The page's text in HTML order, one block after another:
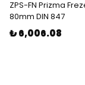
ZPS-FN Prizma
80mm DIN 847
₺ 6,006.08